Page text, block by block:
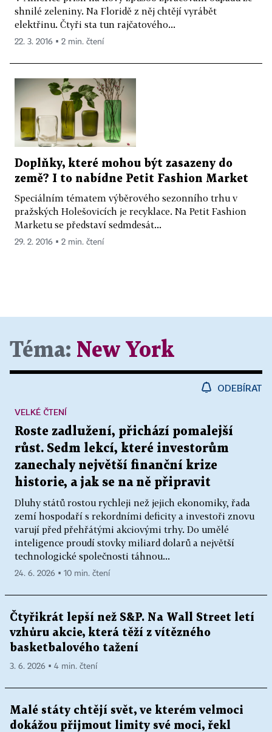
shnilé zeleniny. Na Floridě z něj chtějí vyrábět
elektřinu. Čtyři sta tun rajčatového...
22. 3. 2016 ▪ 2 min. čtení
Doplňky, které mohou být zasazeny do
země? I to nabídne Petit Fashion Market
Speciálním tématem výběrového sezonního trhu v
pražských Holešovicích je recyklace. Na Petit Fashion
Marketu se představí sedmdesát...
29. 2. 2016 ▪ 2 min. čtení
Téma: New York
ODEBÍRAT
Roste zadlužení, přichází pomalejší
růst. Sedm lekcí, které investorům
zanechaly největší finanční krize
historie, a jak se na ně připravit
Dluhy států rostou rychleji než jejich ekonomiky, řada
zemí hospodaří s rekordními deficity a investoři znovu
varují před přehřátými akciovými trhy. Do umělé
inteligence proudí stovky miliard dolarů a největší
technologické společnosti táhnou...
VELKÉ ČTENÍ
24. 6. 2026 ▪ 10 min. čtení
Čtyřikrát lepší než S&P. Na Wall Street letí
vzhůru akcie, která těží z vítězného
basketbalového tažení
3. 6. 2026 ▪ 4 min. čtení
Malé státy chtějí svět, ve kterém velmoci
dokážou přijmout limity své moci, řekl